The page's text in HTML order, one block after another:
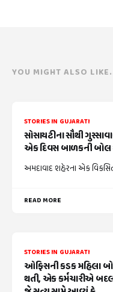
YOU MIGHT ALSO
STORIES IN GUJARATI
સોસાયટીના સૌથી
એક દિવસ બાળકની
અમદાવાદ શહેરના એક
READ MORE
STORIES IN GUJARATI
ઓફિસની કડક મહિલા
થતી, એક કર્મચારીએ